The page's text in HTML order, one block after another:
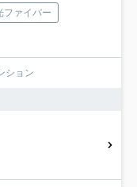
ファイバー
ション